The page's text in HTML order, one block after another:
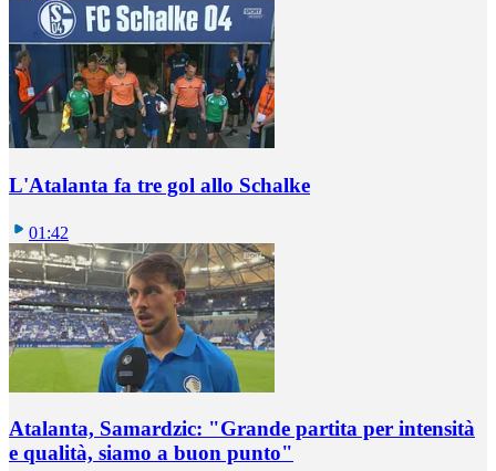
L'Atalanta fa tre gol allo Schalke
01:42
Atalanta, Samardzic: "Grande partita per intensità
e qualità, siamo a buon punto"